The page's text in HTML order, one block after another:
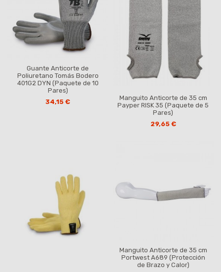
Guante Anticorte de
Poliuretano Tomás Bodero
401G2 DYN (Paquete de 10
Pares)
34,15 €
Manguito Anticorte de 35 cm
Payper RISK 35 (Paquete de 5
Pares)
29,65 €
Manguito Anticorte de 35 cm
Portwest A689 (Protección
de Brazo y Calor)